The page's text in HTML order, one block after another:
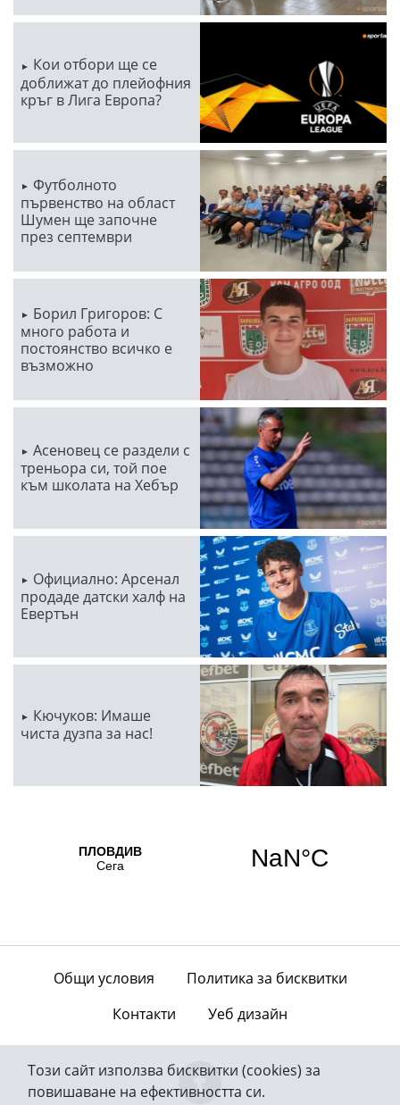
Кои отбори ще се
доближат до плейофния
кръг в Лига Европа?
Футболното
първенство на област
Шумен ще започне
през септември
Борил Григоров: С
много работа и
постоянство всичко е
възможно
Асеновец се раздели с
треньора си, той пое
към школата на Хебър
Официално: Арсенал
продаде датски халф на
Евертън
Кючуков: Имаше
чиста дузпа за нас!
Общи условия
Политика за бисквитки
Контакти
Уеб дизайн
Този сайт използва бисквитки (cookies) за
повишаване на ефективността си.